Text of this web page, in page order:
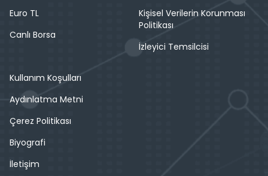
Euro TL
Canlı Borsa
Kişisel Verilerin Korunması
Politikası
İzleyici Temsilcisi
Kullanım Koşulları
Aydınlatma Metni
Çerez Politikası
Biyografi
İletişim